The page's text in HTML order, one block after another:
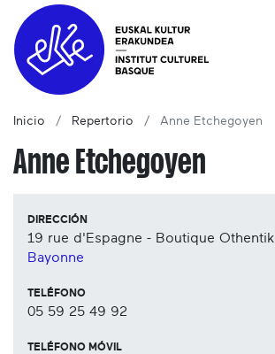
Inicio Repertorio Anne Etchegoyen
Anne Etchegoyen
DIRECCIÓN
19 rue d'Espagne - Boutique Othentik
Bayonne
TELÉFONO
05 59 25 49 92
TELÉFONO MÓVIL